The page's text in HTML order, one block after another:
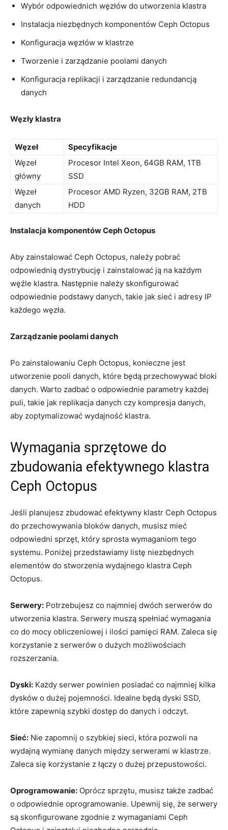
Wybór odpowiednich⁣ węzłów do utworzenia klastra
Instalacja‌ niezbędnych komponentów Ceph Octopus
Konfiguracja węzłów w klastrze
Tworzenie i‍ zarządzanie ‌poolami danych
Konfiguracja replikacji i zarządzanie redundancją
⁢danych
Węzły klastra
Węzeł
Specyfikacje
Węzeł
‌główny
Procesor Intel Xeon, ⁤64GB⁢ RAM, 1TB
SSD
Węzeł
danych
Procesor AMD Ryzen, 32GB RAM, 2TB
⁤HDD
Instalacja komponentów Ceph Octopus
Aby zainstalować Ceph Octopus, należy ⁤pobrać
‍odpowiednią dystrybucję i⁢ zainstalować ją na każdym
węźle klastra. Następnie należy⁣ skonfigurować
odpowiednie podstawy danych, ‍takie jak sieć i adresy⁣ IP
każdego węzła.
Zarządzanie ⁢poolami danych
Po zainstalowaniu Ceph Octopus, konieczne jest
utworzenie⁤ pooli danych,​ które ‌będą przechowywać bloki‌
danych.‌ Warto zadbać‍ o odpowiednie parametry ⁤każdej
puli, takie jak ‍replikacja⁢ danych⁢ czy kompresja danych,
aby zoptymalizować​ wydajność klastra.
Wymagania sprzętowe do
zbudowania efektywnego ⁣klastra
Ceph Octopus
Jeśli planujesz zbudować efektywny klastr Ceph‌ Octopus
​do przechowywania bloków danych, musisz mieć
odpowiedni sprzęt,​ który sprosta wymaganiom tego
systemu. Poniżej przedstawiamy listę niezbędnych
elementów do stworzenia ⁤wydajnego klastra Ceph
Octopus.
Serwery: Potrzebujesz co najmniej dwóch⁢ serwerów do
utworzenia klastra. ‍Serwery muszą spełniać wymagania
⁢co do mocy obliczeniowej i ilości pamięci ⁢RAM.⁣ Zaleca się
⁢korzystanie z serwerów o dużych możliwościach
rozszerzania.
Dyski: ⁣Każdy serwer powinien posiadać co najmniej kilka
dysków o dużej pojemności. Idealne będą dyski⁣ SSD,
które zapewnią‌ szybki ⁢dostęp do danych i odczyt.
Sieć: Nie zapomnij o szybkiej sieci, ⁣która pozwoli na
wydajną wymianę danych między‌ serwerami w klastrze.
‍Zaleca się korzystanie‌ z łączy‍ o ​dużej przepustowości.
Oprogramowanie: Oprócz sprzętu, musisz także zadbać
o‌ odpowiednie oprogramowanie. Upewnij się, że⁢ serwery
są skonfigurowane ⁣zgodnie z ⁤wymaganiami Ceph